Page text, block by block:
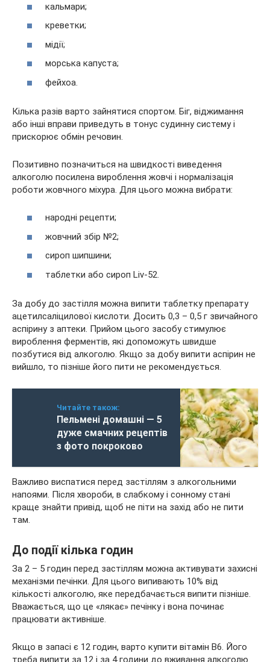
кальмари;
креветки;
мідії;
морська капуста;
фейхоа.
Кілька разів варто зайнятися спортом. Біг, віджимання
або інші вправи приведуть в тонус судинну систему і
прискорює обмін речовин.
Позитивно позначиться на швидкості виведення
алкоголю посилена вироблення жовчі і нормалізація
роботи жовчного міхура. Для цього можна вибрати:
народні рецепти;
жовчний збір №2;
сироп шипшини;
таблетки або сироп Liv-52.
За добу до застілля можна випити таблетку препарату
ацетилсаліцилової кислоти. Досить 0,3 – 0,5 г звичайного
аспірину з аптеки. Прийом цього засобу стимулює
вироблення ферментів, які допоможуть швидше
позбутися від алкоголю. Якщо за добу випити аспірин не
вийшло, то пізніше його пити не рекомендується.
Читайте також:
Пельмені домашні — 5
дуже смачних рецептів
з фото покроково
Важливо виспатися перед застіллям з алкогольними
напоями. Після хвороби, в слабкому і сонному стані
краще знайти привід, щоб не піти на захід або не пити
там.
До події кілька годин
За 2 – 5 годин перед застіллям можна активувати захисні
механізми печінки. Для цього випивають 10% від
кількості алкоголю, яке передбачається випити пізніше.
Вважається, що це «лякає» печінку і вона починає
працювати активніше.
Якщо в запасі є 12 годин, варто купити вітамін B6. Його
треба випити за 12 і за 4 години до вживання алкоголю.